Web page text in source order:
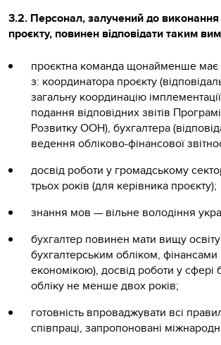
3.2. Персонал, залучений до виконання
проєкту, повинен відповідати таким
проєктна команда щонайменше має
з: координатора проєкту
загальну координацію
подання відповідних звітів Програмі
Розвитку ООН), бухгалтера
ведення обліково-фінансової
досвід роботи у громадському
трьох років (для керівника проєкту);
знання мов — вільне володіння
бухгалтер повинен мати вищу освіту
бухгалтерським обліком, фінансами
економікою), досвід роботи у сфері
обліку не менше двох років;
готовність впроваджувати всі
співпраці, запропоновані